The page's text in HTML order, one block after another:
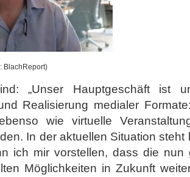
BlachReport)
„Unser Hauptgeschäft ist
Realisierung medialer
wie virtuelle
In der aktuellen Situation steht
ich mir vorstellen, dass die nun
Möglichkeiten in Zukunft